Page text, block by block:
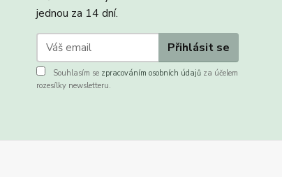
jednou za 14 dní.
Přihlásit se
Souhlasím se zpracováním osobních údajů za účelem
rozesílky newsletteru.